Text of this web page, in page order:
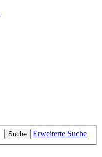
Suche Erweiterte Suche